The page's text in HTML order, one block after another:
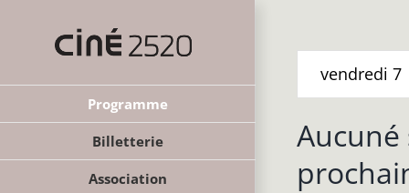
contenu
Programme
Billetterie
Association
vendredi 7